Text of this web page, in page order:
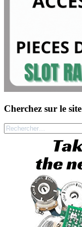
Cherchez sur le site
Rechercher :